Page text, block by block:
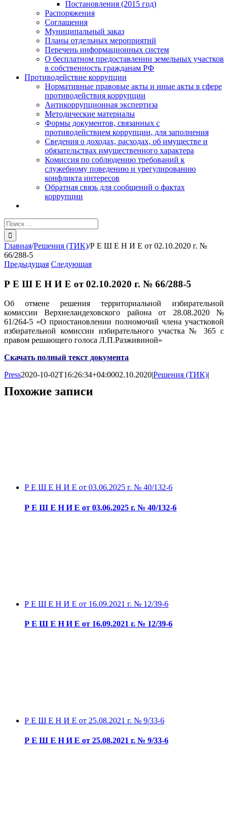
Постановления (2015 год)
Распоряжения
Соглашения
Муниципальный заказ
Планы отдельных мероприятий
Перечень информационных систем
О бесплатном предоставлении земельных участков
в собственность гражданам РФ
Противодействие коррупции
Нормативные правовые акты и иные акты в сфере
противодействия коррупции
Антикоррупционная экспертиза
Методические материалы
Формы документов, связанных с
противодействием коррупции, для заполнения
Сведения о доходах, расходах, об имуществе и
обязательствах имущественного характера
Комиссия по соблюдению требований к
служебному поведению и урегулированию
конфликта интересов
Обратная связь для сообщений о фактах
коррупции
Результат
поиска:
Главная/Решения (ТИК)/Р Е Ш Е Н И Е от 02.10.2020 г. №
66/288-5
Предыдущая Следующая
Р Е Ш Е Н И Е от 02.10.2020 г. № 66/288-5
Об отмене решения территориальной избирательной
комиссии Верхнеландеховского района от 28.08.2020 №
61/264-5 «О приостановлении полномочий члена участковой
избирательной комиссии избирательного участка № 365 с
правом решающего голоса Л.П.Разживиной»
Скачать полный текст документа
Press2020-10-02T16:26:34+04:0002.10.2020|Решения (ТИК)|
Похожие записи
Р Е Ш Е Н И Е от 03.06.2025 г. № 40/132-6
Р Е Ш Е Н И Е от 03.06.2025 г. № 40/132-6
Р Е Ш Е Н И Е от 16.09.2021 г. № 12/39-6
Р Е Ш Е Н И Е от 16.09.2021 г. № 12/39-6
Р Е Ш Е Н И Е от 25.08.2021 г. № 9/33-6
Р Е Ш Е Н И Е от 25.08.2021 г. № 9/33-6